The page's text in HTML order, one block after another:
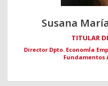
Susana
TITULAR
Director Dpto. EconomÍa
Fundamentos